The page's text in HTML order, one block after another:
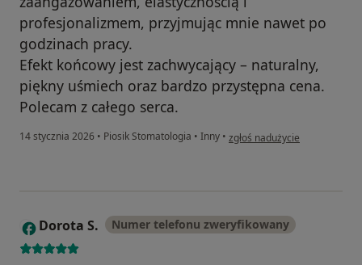
profesjonalizmem, przyjmując mnie nawet po
godzinach pracy.
Efekt końcowy jest zachwycający – naturalny,
piękny uśmiech oraz bardzo przystępna cena.
Polecam z całego serca.
14 stycznia 2026 • Piosik Stomatologia • Inny • w opinii użytkownika Klaudia
zgłoś nadużycie
D Dorota S. Numer telefonu zweryfikowany